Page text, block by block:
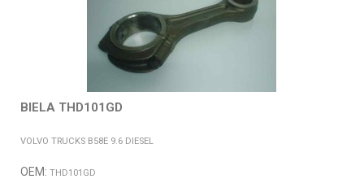
BIELA THD101GD
VOLVO TRUCKS B58E 9.6 DIESEL
OEM: THD101GD